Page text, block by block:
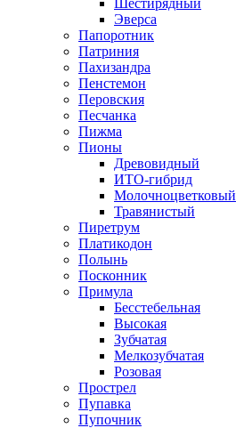
Эверса
Папоротник
Патриния
Пахизандра
Пенстемон
Перовския
Песчанка
Пижма
Пионы
Древовидный
ИТО-гибрид
Молочноцветковый
Травянистый
Пиретрум
Платикодон
Полынь
Посконник
Примула
Бесстебельная
Высокая
Зубчатая
Мелкозубчатая
Розовая
Прострел
Пупавка
Пупочник